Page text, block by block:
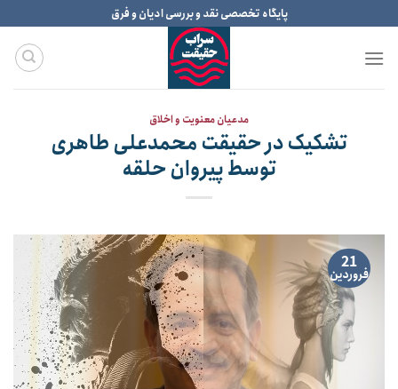
to
content
پایگاه تخصصی نقد و بررسی ادیان و فرق
مدعیان معنویت و اخلاق
تشکیک در حقیقت محمدعلی طاهری
توسط پیروان حلقه
21
فروردین